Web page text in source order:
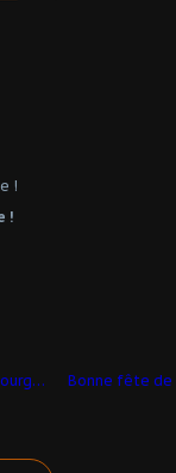
!
Impasse Turquet cachée dans la montée du Gourguillon.